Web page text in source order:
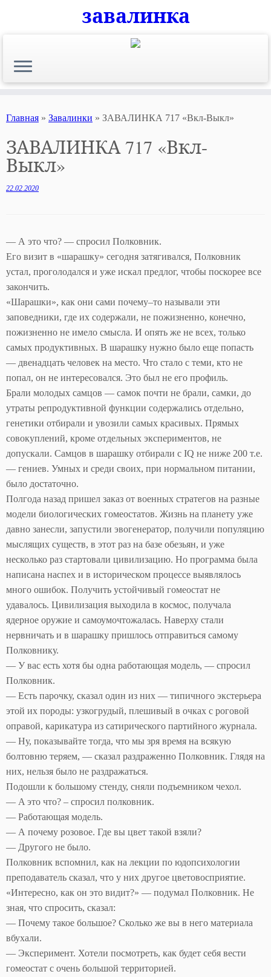
завалинка
Главная » Завалинки » ЗАВАЛИНКА 717 «Вкл-Выкл»
ЗАВАЛИНКА 717 «Вкл-
Выкл»
22.02.2020
— А это что? — спросил Полковник.
Его визит в «шарашку» сегодня затягивался, Полковник
устал, проголодался и уже искал предлог, чтобы поскорее все
закончить.
«Шарашки», как они сами почему–то называли эти
заповедники, где их содержали, не пожизненно, конечно,
пожизненно не имело смысла. И опять же не всех, только
самых продуктивных. В шарашку нужно было еще попасть
— двенадцать человек на место. Что стало с теми, кто не
попал, он не интересовался. Это был не его профиль.
Брали молодых самцов — самок почти не брали, самки, до
утраты репродуктивной функции содержались отдельно,
генетики отбирали и увозили самых красивых. Прямых
совокуплений, кроме отдельных экспериментов, не
допускали. Самцов в шарашку отбирали с IQ не ниже 200 т.е.
— гениев. Умных и среди своих, при нормальном питании,
было достаточно.
Полгода назад пришел заказ от военных стратегов на разные
модели биологических гомеостатов. Жизнь на планету уже
давно занесли, запустили эвогенератор, получили популяцию
мыслящих существ, в этот раз на базе обезьян, и уже
несколько раз стартовали цивилизацию. Но программа была
написана наспех и в историческом процессе выявлялось
много ошибок. Получить устойчивый гомеостат не
удавалось. Цивилизация выходила в космос, получала
ядерное оружие и самоумочтожалась. Наверху стали
нервничать и в шарашку пришлось отправиться самому
Полковнику.
— У вас есть хотя бы одна работающая модель, — спросил
Полковник.
— Есть парочку, сказал один из них — типичного экстерьера
этой их породы: узкогрудый, плешивый в очках с роговой
оправой, карикатура из сатирического партийного журнала.
— Ну, показывайте тогда, что мы зря время на всякую
болтовню теряем, — сказал раздраженно Полковник. Глядя на
них, нельзя было не раздражаться.
Подошли к большому стенду, сняли подъемником чехол.
— A это что? – спросил полковник.
— Работающая модель.
— А почему розовое. Где вы цвет такой взяли?
— Другого не было.
Полковник вспомнил, как на лекции по юдопсихологии
преподаватель сказал, что у них другое цветовосприятие.
«Интересно, как он это видит?» — подумал Полковник. Не
зная, что спросить, сказал:
— Почему такое большое? Сколько же вы в него материала
вбухали.
— Эксперимент. Хотели посмотреть, как будет себя вести
гомеостат с очень большой территорией.